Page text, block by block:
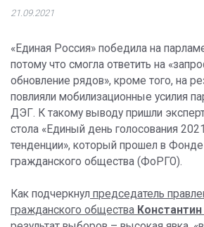
21.09.2021
«Единая Россия» победила на
потому что смогла ответить на
обновление рядов», кроме того, на
повлияли мобилизационные усилия
ДЭГ. К такому выводу пришли
стола «Единый день голосования
тенденции», который прошел в Фонде
гражданского общества (ФоРГО).
Как подчеркнул председатель
гражданского общества